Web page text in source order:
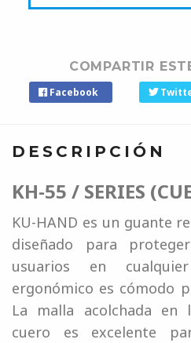
COMPARTIR
Facebook
DESCRIPCIÓN
KH-55 / SERIES
KU-HAND es un guante
diseñado para
usuarios en
ergonómico es cómodo
La malla acolchada
cuero es excelente